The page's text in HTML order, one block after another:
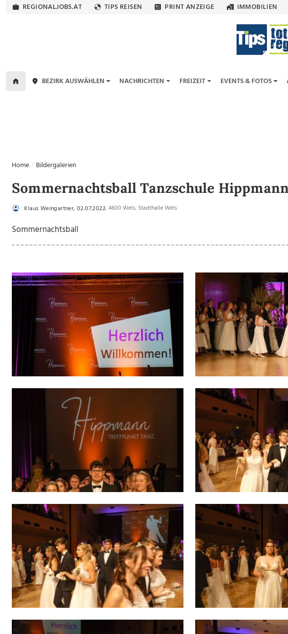
REGIONALJOBS.AT TIPS REISEN PRINT ANZEIGE IMMOBILIEN
BEZIRK AUSWÄHLEN NACHRICHTEN FREIZEIT EVENTS & FOTOS
Home Bildergalerien
Sommernachtsball Tanzschule
Klaus Weingartner, 02.07.2022, 4600 Wels, Stadthalle Wels
Sommernachtsball